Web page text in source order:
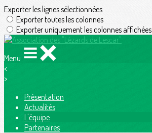
Exporter les lignes sélectionnées
Exporter toutes les colonnes
Exporter uniquement les colonnes affichées
Menu
<
>
Présentation
Actualités
L'équipe
Partenaires